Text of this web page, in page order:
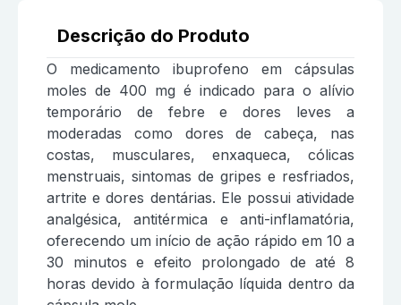
Descrição do Produto
O medicamento ibuprofeno em cápsulas
moles de 400 mg é indicado para o alívio
temporário de febre e dores leves a
moderadas como dores de cabeça, nas
costas, musculares, enxaqueca, cólicas
menstruais, sintomas de gripes e resfriados,
artrite e dores dentárias. Ele possui atividade
analgésica, antitérmica e anti-inflamatória,
oferecendo um início de ação rápido em 10 a
30 minutos e efeito prolongado de até 8
horas devido à formulação líquida dentro da